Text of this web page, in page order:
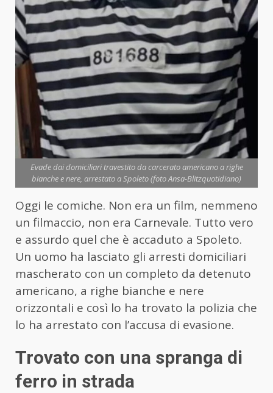
Evade dai domiciliari travestito da carcerato americano a righe
bianche e nere, arrestato a Spoleto (foto Ansa-Blitzquotidiano)
Oggi le comiche. Non era un film, nemmeno
un filmaccio, non era Carnevale. Tutto vero
e assurdo quel che è accaduto a Spoleto.
Un uomo ha lasciato gli arresti domiciliari
mascherato con un completo da detenuto
americano, a righe bianche e nere
orizzontali e così lo ha trovato la polizia che
lo ha arrestato con l’accusa di evasione.
Trovato con una spranga di
ferro in strada